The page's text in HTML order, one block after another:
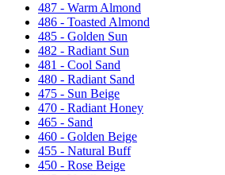
487 - Warm Almond
486 - Toasted Almond
485 - Golden Sun
482 - Radiant Sun
481 - Cool Sand
480 - Radiant Sand
475 - Sun Beige
470 - Radiant Honey
465 - Sand
460 - Golden Beige
455 - Natural Buff
450 - Rose Beige